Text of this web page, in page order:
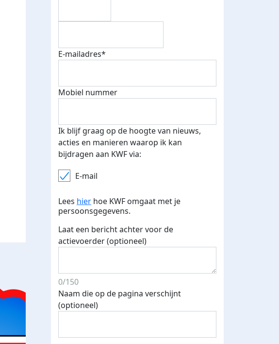
E-mailadres*
Mobiel nummer
Ik blijf graag op de hoogte van nieuws,
acties en manieren waarop ik kan
bijdragen aan KWF via:
E-mail
Lees hier hoe KWF omgaat met je
persoonsgegevens.
Laat een bericht achter voor de
actievoerder (optioneel)
0/150
Naam die op de pagina verschijnt
(optioneel)